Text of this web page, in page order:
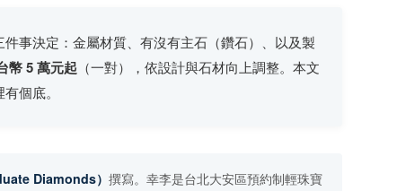
事決定：金屬材質、有沒有主石（鑽石）、以及製
幣 5 萬元起 （一對），依設計與石材向上調整。本文
個底。
Diamonds） 撰寫。幸李是台北大安區預約制輕珠寶